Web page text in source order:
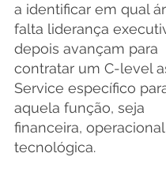
a identificar em qual
falta liderança
depois avançam para
contratar um C-level
Service específico
aquela função, seja
financeira,
tecnológica.